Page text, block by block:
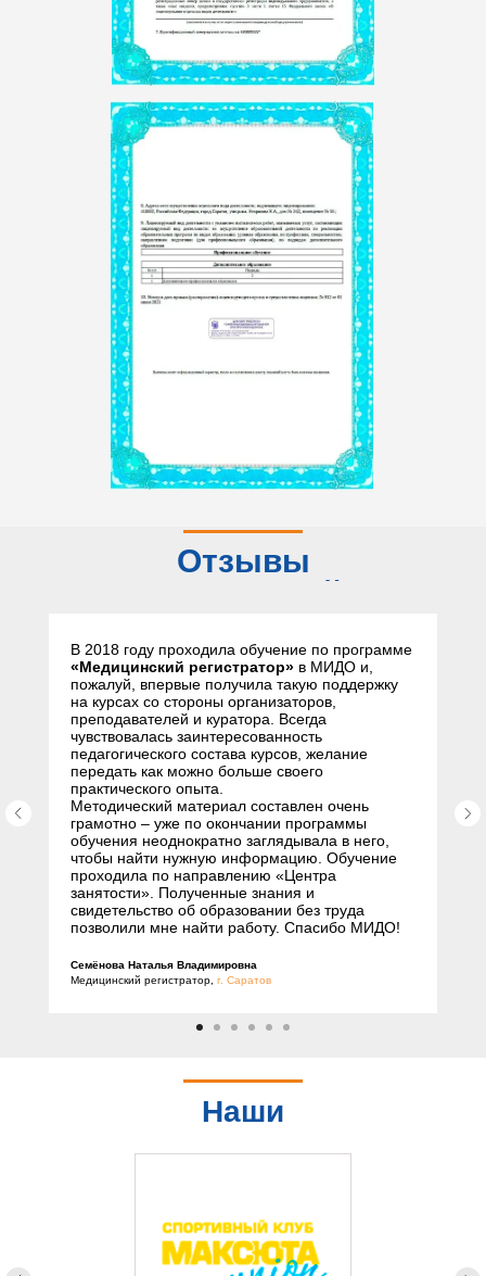
Отзывы
В 2018 году проходила обучение по программе
«Медицинский регистратор» в МИДО и,
пожалуй, впервые получила такую поддержку
на курсах со стороны организаторов,
преподавателей и куратора. Всегда
чувствовалась заинтересованность
педагогического состава курсов, желание
передать как можно больше своего
практического опыта.
Методический материал составлен очень
грамотно – уже по окончании программы
обучения неоднократно заглядывала в него,
чтобы найти нужную информацию. Обучение
проходила по направлению «Центра
занятости». Полученные знания и
свидетельство об образовании без труда
позволили мне найти работу. Спасибо МИДО!
Семёнова Наталья Владимировна
Медицинский регистратор, г. Саратов
Наши